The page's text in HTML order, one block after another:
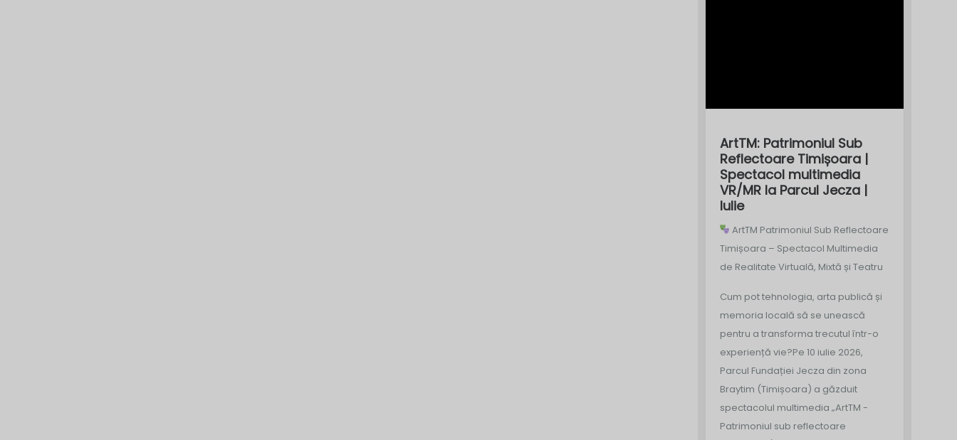
ArtTM: Patrimoniul Sub
Reflectoare Timișoara |
Spectacol multimedia
VR/MR la Parcul Jecza |
Iulie
ArtTM Patrimoniul Sub Reflectoare
Timișoara – Spectacol Multimedia
de Realitate Virtuală, Mixtă și Teatru
Cum pot tehnologia, arta publică și
memoria locală să se unească
pentru a transforma trecutul într-o
experiență vie?Pe 10 iulie 2026,
Parcul Fundației Jecza din zona
Braytim (Timișoara) a găzduit
spectacolul multimedia „ArtTM -
Patrimoniul sub reflectoare